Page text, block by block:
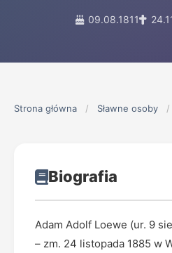
09.08.1811
Strona główna / Sławne osoby /
Biografia
Adam Adolf Loewe (ur. 9
– zm. 24 listopada 1885 w